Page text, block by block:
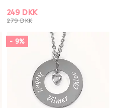
279 DKK
249 DKK
- 9%